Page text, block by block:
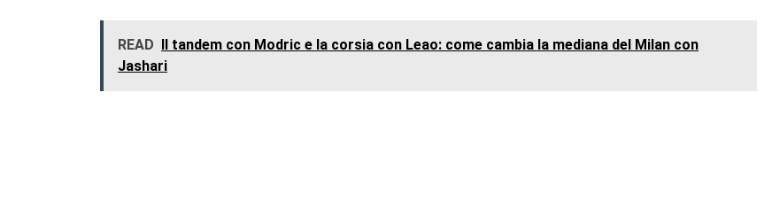
READ Il tandem con Modric e la corsia con Leao: come cambia la mediana del Milan con
Jashari